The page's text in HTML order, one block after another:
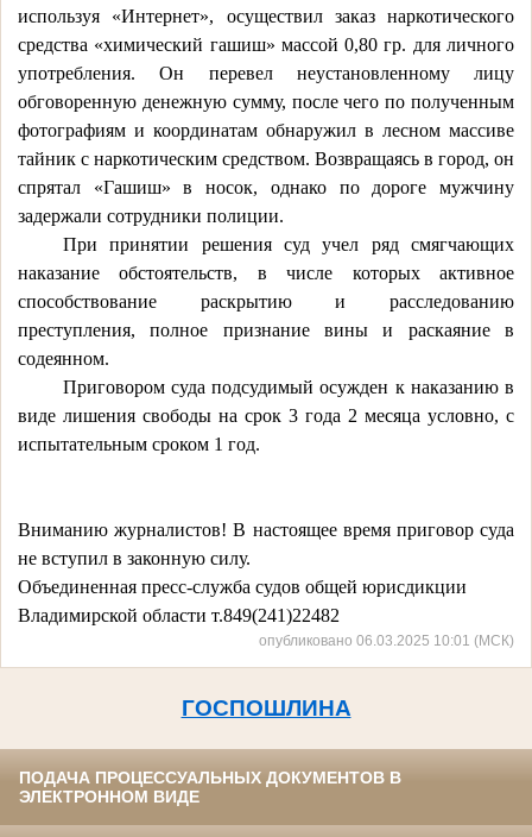
используя «Интернет», осуществил заказ наркотического
средства «химический гашиш» массой 0,80 гр. для личного
употребления. Он перевел неустановленному лицу
обговоренную денежную сумму, после чего по полученным
фотографиям и координатам обнаружил в лесном массиве
тайник с наркотическим средством. Возвращаясь в город, он
спрятал «Гашиш» в носок, однако по дороге мужчину
задержали сотрудники полиции.
При принятии решения суд учел ряд смягчающих
наказание обстоятельств, в числе которых активное
способствование раскрытию и расследованию
преступления, полное признание вины и раскаяние в
содеянном.
Приговором суда подсудимый осужден к наказанию в
виде лишения свободы на срок 3 года 2 месяца условно, с
испытательным сроком 1 год.
Вниманию журналистов! В настоящее время приговор суда
не вступил в законную силу.
Объединенная пресс-служба судов общей юрисдикции
Владимирской области т.849(241)22482
опубликовано 06.03.2025 10:01 (МСК)
ГОСПОШЛИНА
ПОДАЧА ПРОЦЕССУАЛЬНЫХ ДОКУМЕНТОВ В
ЭЛЕКТРОННОМ ВИДЕ